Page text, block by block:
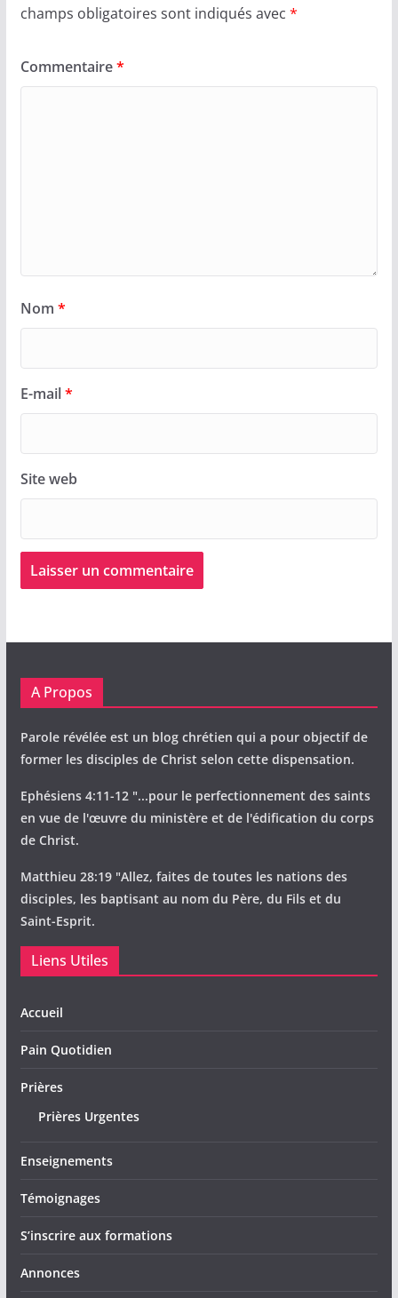
champs obligatoires sont indiqués avec *
Commentaire*
Nom *
E-mail*
Site web
A Propos
Parole révélée est un blog chrétien qui a pour objectif de
former les disciples de Christ selon cette dispensation.
Ephésiens 4:11-12 "...pour le perfectionnement des saints
en vue de l'œuvre du ministère et de l'édification du corps
de Christ.
Matthieu 28:19 "Allez, faites de toutes les nations des
disciples, les baptisant au nom du Père, du Fils et du
Saint-Esprit.
Liens Utiles
Accueil
Pain Quotidien
Prières
Prières Urgentes
Enseignements
Témoignages
S’inscrire aux formations
Annonces